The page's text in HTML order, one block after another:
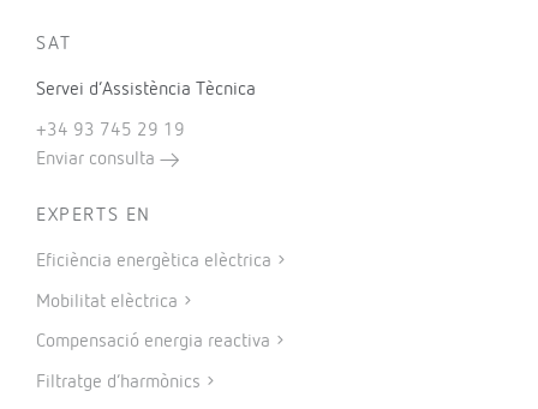
SAT
Servei d’Assistència Tècnica
+34 93 745 29 19
Enviar consulta
EXPERTS EN
Eficiència energètica elèctrica
Mobilitat elèctrica
Compensació energia reactiva
Filtratge d’harmònics